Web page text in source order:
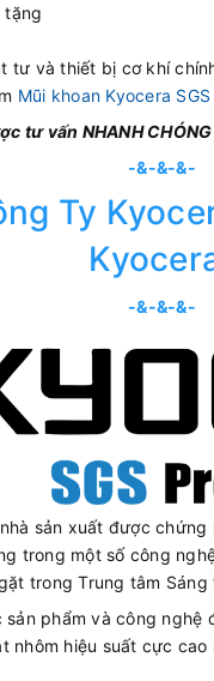
tặng
tư và thiết bị cơ khí
Mũi khoan Kyocera SGS
tư vấn NHANH CHÓNG
-&-&-&-
Ty
-&-&-&-
nhà sản xuất được
trong một số công
trong Trung tâm Sáng
phẩm và công
hiệu suất cực cao